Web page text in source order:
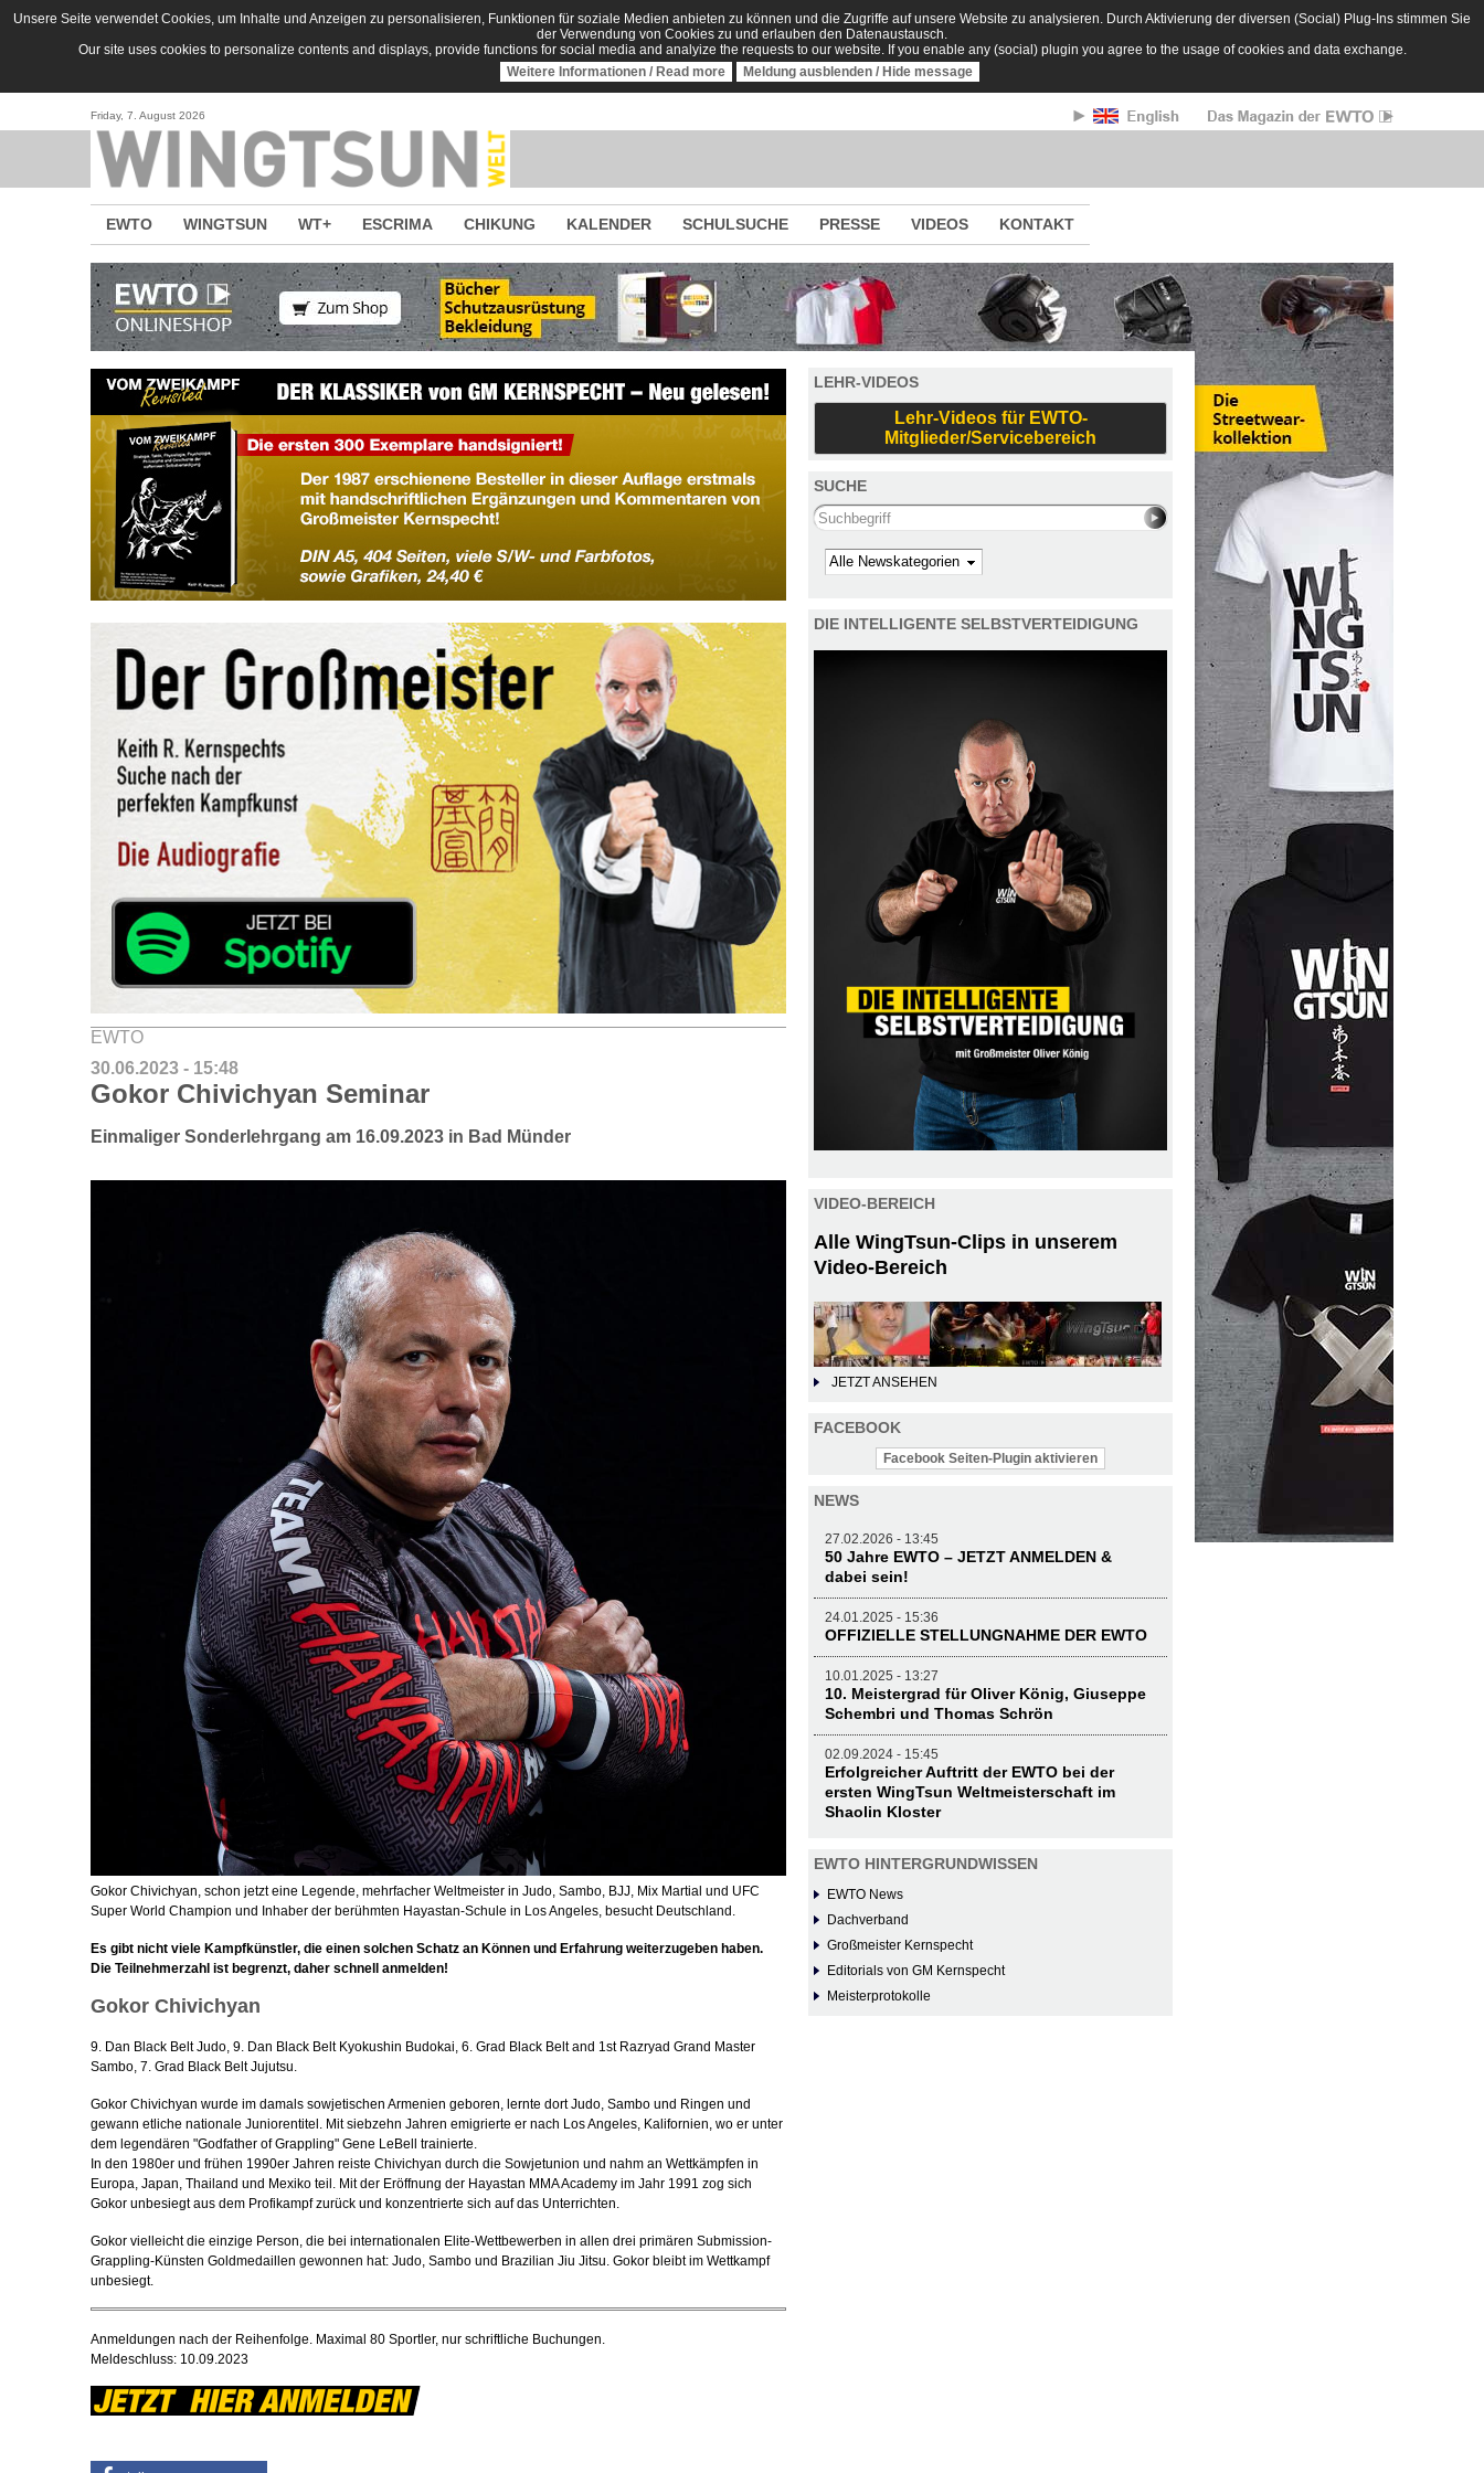
Direkt zum Inhalt
Unsere Seite verwendet Cookies, um Inhalte und Anzeigen zu personalisieren, Funktionen für soziale Medien anbieten zu können und die Zugriffe auf unsere Website zu analysieren. Durch Aktivierung der diversen (Social) Plug-Ins stimmen Sie
der Verwendung von Cookies zu und erlauben den Datenaustausch.
Our site uses cookies to personalize contents and displays, provide functions for social media and analyize the requests to our website. If you enable any (social) plugin you agree to the usage of cookies and data exchange.
Weitere Informationen / Read more
Meldung ausblenden / Hide message
Friday, 7. August 2026
EWTO WINGTSUN WT+ ESCRIMA CHIKUNG KALENDER SCHULSUCHE PRESSE VIDEOS KONTAKT
EWTO
30.06.2023 - 15:48
Gokor Chivichyan Seminar
Einmaliger Sonderlehrgang am 16.09.2023 in Bad Münder
Gokor Chivichyan, schon jetzt eine Legende, mehrfacher Weltmeister in Judo, Sambo, BJJ, Mix Martial und UFC
Super World Champion und Inhaber der berühmten Hayastan-Schule in Los Angeles, besucht Deutschland.
Es gibt nicht viele Kampfkünstler, die einen solchen Schatz an Können und Erfahrung weiterzugeben haben.
Die Teilnehmerzahl ist begrenzt, daher schnell anmelden!
Gokor Chivichyan
9. Dan Black Belt Judo, 9. Dan Black Belt Kyokushin Budokai, 6. Grad Black Belt and 1st Razryad Grand Master
Sambo, 7. Grad Black Belt Jujutsu.
Gokor Chivichyan wurde im damals sowjetischen Armenien geboren, lernte dort Judo, Sambo und Ringen und
gewann etliche nationale Juniorentitel. Mit siebzehn Jahren emigrierte er nach Los Angeles, Kalifornien, wo er unter
dem legendären "Godfather of Grappling" Gene LeBell trainierte.
In den 1980er und frühen 1990er Jahren reiste Chivichyan durch die Sowjetunion und nahm an Wettkämpfen in
Europa, Japan, Thailand und Mexiko teil. Mit der Eröffnung der Hayastan MMA Academy im Jahr 1991 zog sich
Gokor unbesiegt aus dem Profikampf zurück und konzentrierte sich auf das Unterrichten.
Gokor vielleicht die einzige Person, die bei internationalen Elite-Wettbewerben in allen drei primären Submission-
Grappling-Künsten Goldmedaillen gewonnen hat: Judo, Sambo und Brazilian Jiu Jitsu. Gokor bleibt im Wettkampf
unbesiegt.
Anmeldungen nach der Reihenfolge. Maximal 80 Sportler, nur schriftliche Buchungen.
Meldeschluss: 10.09.2023
LEHR-VIDEOS
Lehr-Videos für EWTO-
Mitglieder/Servicebereich
SUCHE
Search this site
Kategorie
DIE INTELLIGENTE SELBSTVERTEIDIGUNG
VIDEO-BEREICH
Alle WingTsun-Clips in unserem
Video-Bereich
JETZT ANSEHEN
FACEBOOK
Facebook Seiten-Plugin aktivieren
NEWS
27.02.2026 - 13:45
50 Jahre EWTO – JETZT ANMELDEN &
dabei sein!
24.01.2025 - 15:36
OFFIZIELLE STELLUNGNAHME DER EWTO
10.01.2025 - 13:27
10. Meistergrad für Oliver König, Giuseppe
Schembri und Thomas Schrön
02.09.2024 - 15:45
Erfolgreicher Auftritt der EWTO bei der
ersten WingTsun Weltmeisterschaft im
Shaolin Kloster
EWTO HINTERGRUNDWISSEN
EWTO News
Dachverband
Großmeister Kernspecht
Editorials von GM Kernspecht
Meisterprotokolle